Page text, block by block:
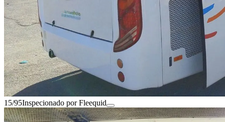
15/95Inspecionado por Fleequid